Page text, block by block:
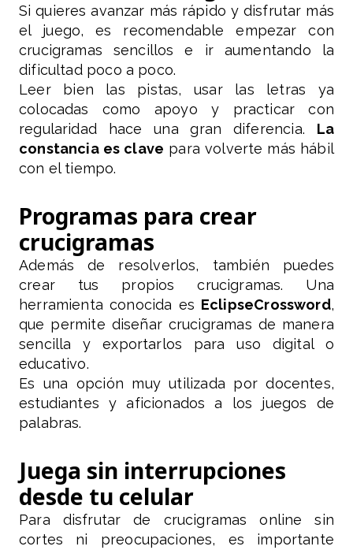
Si quieres avanzar más rápido y disfrutar más
el juego, es recomendable empezar con
crucigramas sencillos e ir aumentando la
dificultad poco a poco.
Leer bien las pistas, usar las letras ya
colocadas como apoyo y practicar con
regularidad hace una gran diferencia. La
constancia es clave para volverte más hábil
con el tiempo.
Programas para crear
crucigramas
Además de resolverlos, también puedes
crear tus propios crucigramas. Una
herramienta conocida es EclipseCrossword,
que permite diseñar crucigramas de manera
sencilla y exportarlos para uso digital o
educativo.
Es una opción muy utilizada por docentes,
estudiantes y aficionados a los juegos de
palabras.
Juega sin interrupciones
desde tu celular
Para disfrutar de crucigramas online sin
cortes ni preocupaciones, es importante